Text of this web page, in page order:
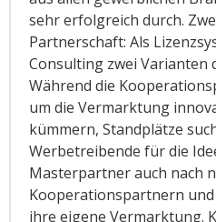
sehr erfolgreich durch.
Partnerschaft: Als
Consulting zwei Varianten
Während die
um die Vermarktung
kümmern, Standplätze
Werbetreibende für die
Masterpartner auch nach
Kooperationspartnern
ihre eigene Vermarktung.